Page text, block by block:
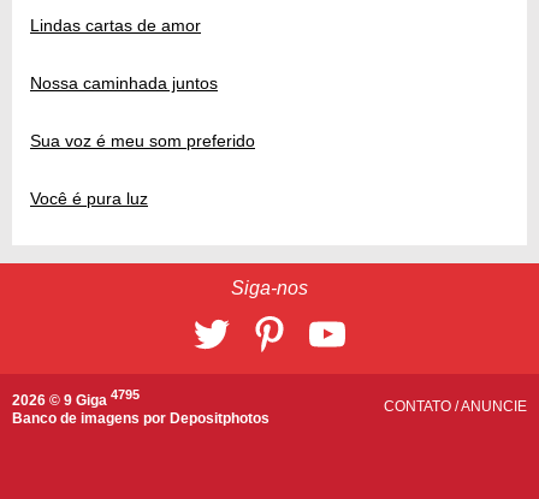
Lindas cartas de amor
Nossa caminhada juntos
Sua voz é meu som preferido
Você é pura luz
Siga-nos
2026 © 9 Giga 4795
Banco de imagens por Depositphotos
CONTATO /ANUNCIE